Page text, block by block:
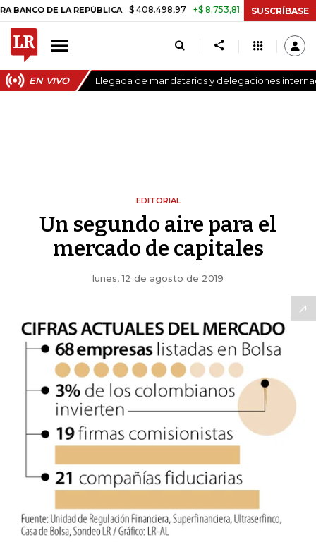
DE LA REPÚBLICA $ 408.498,97 +$ 8.753,81 +2,19% TASA DE
SUSCRÍBASE
EN VIVO Llegada de mandatarios y delegaciones
EDITORIAL
Un segundo aire para el
mercado de capitales
lunes, 12 de agosto de 2019